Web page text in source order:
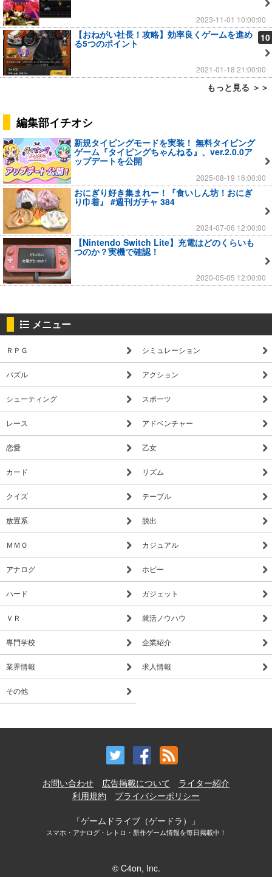
2023-11-01 10:00:00
10
【おねがい社長！攻略】効率良くゲームを進め
る5つのポイント
2021-01-18 21:00:00
もっと見る ＞＞
編集部イチオシ
新規タイピングモードを実装！ 無料タイピング
ゲーム『タイピングちゃんねる』、ver.2.0.0ア
ップデートを公開
2025-08-19 16:00:00
おにぎり好き集まれー！『食いしん坊！おにぎ
り巾着』 #週刊ガチャ 384
2024-07-06 12:00:00
【Nintendo Switch Lite】充電はどのくらいも
つのか？実機で確認！
2020-05-05 12:00:00
メニュー
ＲＰＧ シミュレーション
パズル アクション
シューティング スポーツ
レース アドベンチャー
恋愛 乙女
カード リズム
クイズ テーブル
放置系 脱出
ＭＭＯ カジュアル
アナログ ホビー
ハード ガジェット
ＶＲ 就活ノウハウ
専門学校 企業紹介
業界情報 求人情報
その他
お問い合わせ 広告掲載について
ライター紹介
利用規約
プライバシーポリシー
「ゲームドライブ（ゲードラ）」
スマホ・アナログ・レトロ・新作ゲーム情報を毎日掲載中！
© C4on, Inc.